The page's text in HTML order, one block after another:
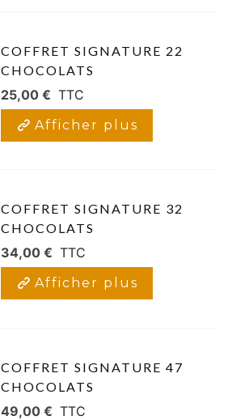
COFFRET SIGNATURE 22
CHOCOLATS
25,00 € TTC
Afficher plus
COFFRET SIGNATURE 32
CHOCOLATS
34,00 € TTC
Afficher plus
COFFRET SIGNATURE 47
CHOCOLATS
49,00 € TTC